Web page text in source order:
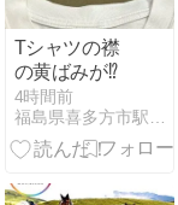
Tシャツの襟
の黄ばみが⁉️
4時間前
福島県喜多方市駅前の洗濯屋 いつもまっ白 あべクリーニング